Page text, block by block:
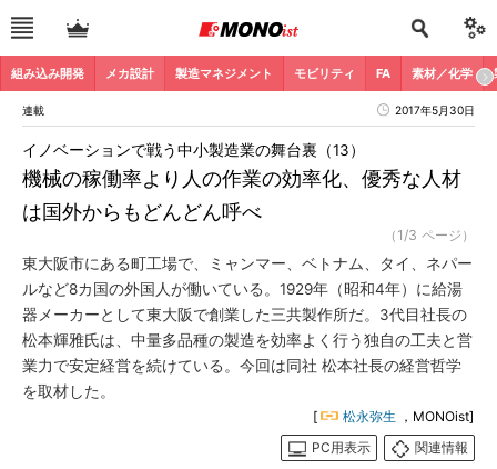
組み込み開発 メカ設計 製造マネジメント モビリティ FA 素材／化学
連載 2017年5月30日
機械の稼働率より人の作業の効率化、優秀な人材
は国外からもどんどん呼べ
イノベーションで戦う中小製造業の舞台裏（13）
（1/3 ページ）
東大阪市にある町工場で、ミャンマー、ベトナム、タイ、ネパー
ルなど8カ国の外国人が働いている。1929年（昭和4年）に給湯
器メーカーとして東大阪で創業した三共製作所だ。3代目社長の
松本輝雅氏は、中量多品種の製造を効率よく行う独自の工夫と営
業力で安定経営を続けている。今回は同社 松本社長の経営哲学
を取材した。
[ 松永弥生 ，MONOist]
PC用表示
関連情報